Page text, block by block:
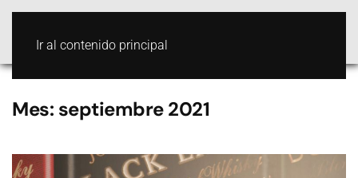
Ir al contenido principal
Mes: septiembre 2021